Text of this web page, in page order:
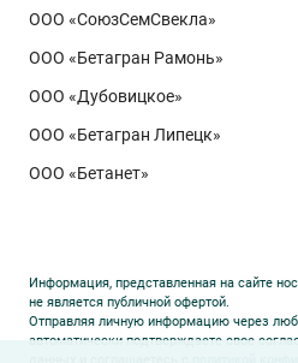
«Щёлково Агрохим».
«Результаты после
«Щёлково Агрохим» никогда
импортных препаратов. При
Но инвесторы продолжали
ООО «СоюзСемСвекла»
ООО «Бетагран Рамонь»
ООО «Дубовицкое»
ООО «Бетагран Липецк»
ООО «Бетанет»
Информация, представленная на сайте
не является публичной офертой.
Отправляя личную информацию через
автоматически подтверждаете свое